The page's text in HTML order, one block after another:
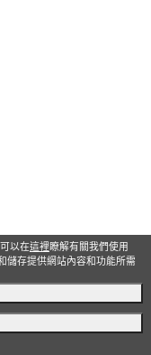
以在這裡瞭解有關我們使用
儲存提供網站內容和功能所需